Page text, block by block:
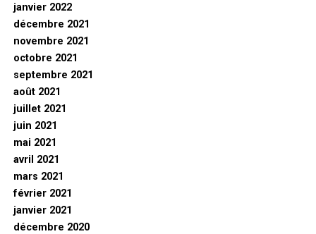
janvier 2022
décembre 2021
novembre 2021
octobre 2021
septembre 2021
août 2021
juillet 2021
juin 2021
mai 2021
avril 2021
mars 2021
février 2021
janvier 2021
décembre 2020